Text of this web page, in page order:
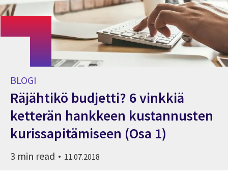
BLOGI
Räjähtikö budjetti? 6 vinkkiä
ketterän hankkeen kustannusten
kurissapitämiseen (Osa 1)
3 min read 11.07.2018